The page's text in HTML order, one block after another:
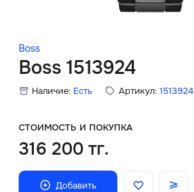
Boss
Boss 1513924
Наличие: Есть Артикул: 1513924
СТОИМОСТЬ И ПОКУПКА
316 200 тг.
Добавить
Скидки
Главная
О нас